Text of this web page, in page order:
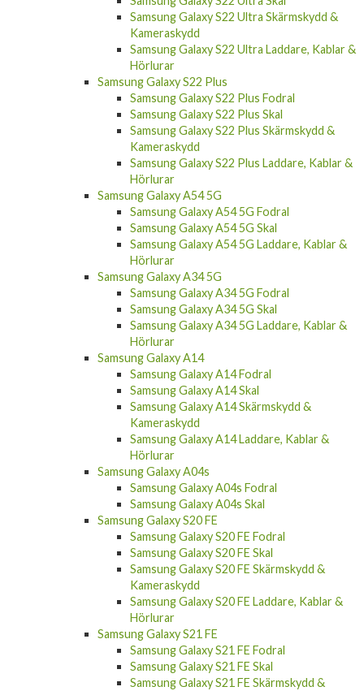
Samsung Galaxy S22 Ultra Skärmskydd &
Kameraskydd
Samsung Galaxy S22 Ultra Laddare, Kablar &
Hörlurar
Samsung Galaxy S22 Plus
Samsung Galaxy S22 Plus Fodral
Samsung Galaxy S22 Plus Skal
Samsung Galaxy S22 Plus Skärmskydd &
Kameraskydd
Samsung Galaxy S22 Plus Laddare, Kablar &
Hörlurar
Samsung Galaxy A54 5G
Samsung Galaxy A54 5G Fodral
Samsung Galaxy A54 5G Skal
Samsung Galaxy A54 5G Laddare, Kablar &
Hörlurar
Samsung Galaxy A34 5G
Samsung Galaxy A34 5G Fodral
Samsung Galaxy A34 5G Skal
Samsung Galaxy A34 5G Laddare, Kablar &
Hörlurar
Samsung Galaxy A14
Samsung Galaxy A14 Fodral
Samsung Galaxy A14 Skal
Samsung Galaxy A14 Skärmskydd &
Kameraskydd
Samsung Galaxy A14 Laddare, Kablar &
Hörlurar
Samsung Galaxy A04s
Samsung Galaxy A04s Fodral
Samsung Galaxy A04s Skal
Samsung Galaxy S20 FE
Samsung Galaxy S20 FE Fodral
Samsung Galaxy S20 FE Skal
Samsung Galaxy S20 FE Skärmskydd &
Kameraskydd
Samsung Galaxy S20 FE Laddare, Kablar &
Hörlurar
Samsung Galaxy S21 FE
Samsung Galaxy S21 FE Fodral
Samsung Galaxy S21 FE Skal
Samsung Galaxy S21 FE Skärmskydd &